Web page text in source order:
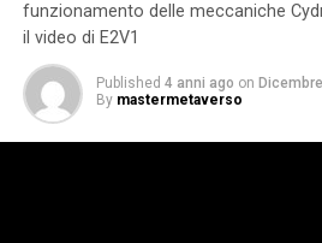
funzionamento delle meccaniche
il video di E2V1
Published 4 anni ago on
By mastermetaverso